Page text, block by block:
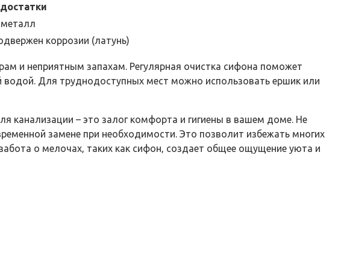
коррозии (латунь)
и неприятным запахам. Регулярная очистка сифона поможет
Для труднодоступных мест можно использовать ершик или
канализации – это залог комфорта и гигиены в вашем доме. Не
замене при необходимости. Это позволит избежать многих
о мелочах‚ таких как сифон‚ создает общее ощущение уюта и